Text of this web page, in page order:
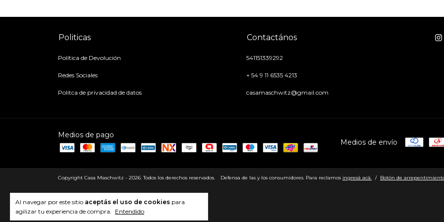
Al navegar por este sitio aceptás el uso de cookies para
agilizar tu experiencia de compra. Entendido
Politicas
Política de Devolución
Redes Sociales
Politca de privacidad de datos
Contactános
541151339292
+ 54 9 11 6535 4213
casamaschwitz@gmail.com
Medios de pago
Medios de envío
Copyright Casa Maschwitz - 2026. Todos los derechos reservados. Defensa de las y los consumidores. Para reclamos ingresá acá. / Botón de